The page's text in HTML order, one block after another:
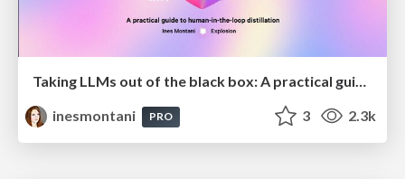
Taking LLMs out of the black box: A practical guide to human-in-the-loop distillation
inesmontani
PRO 3 2.3k